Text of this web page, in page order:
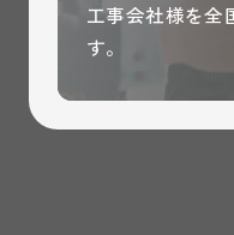
工事会社様を全
す。